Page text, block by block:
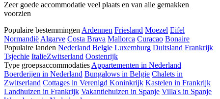
Zeer goede accommodatie veel plaats en van alle gemakken
voorzien
Populaire bestemmingenArdennen Friesland Moezel Eifel
NormandiëAlgarve Costa Brava Mallorca Curacao Bonaire
Populaire landen Nederland Belgie Luxemburg Duitsland Frankrijk
Tsjechie ItalieZwitserland Oostenrijk
Type groepsaccommodatiesAppartementen in Nederland
Boerderijen in Nederland Bungalows in Belgie Chalets in
Zwitserland Cottages in Verenigd Koninkrijk Kastelen in Frankrijk
Landhuizen in Frankrijk Vakantiehuizen in Spanje Villa's in Spanje